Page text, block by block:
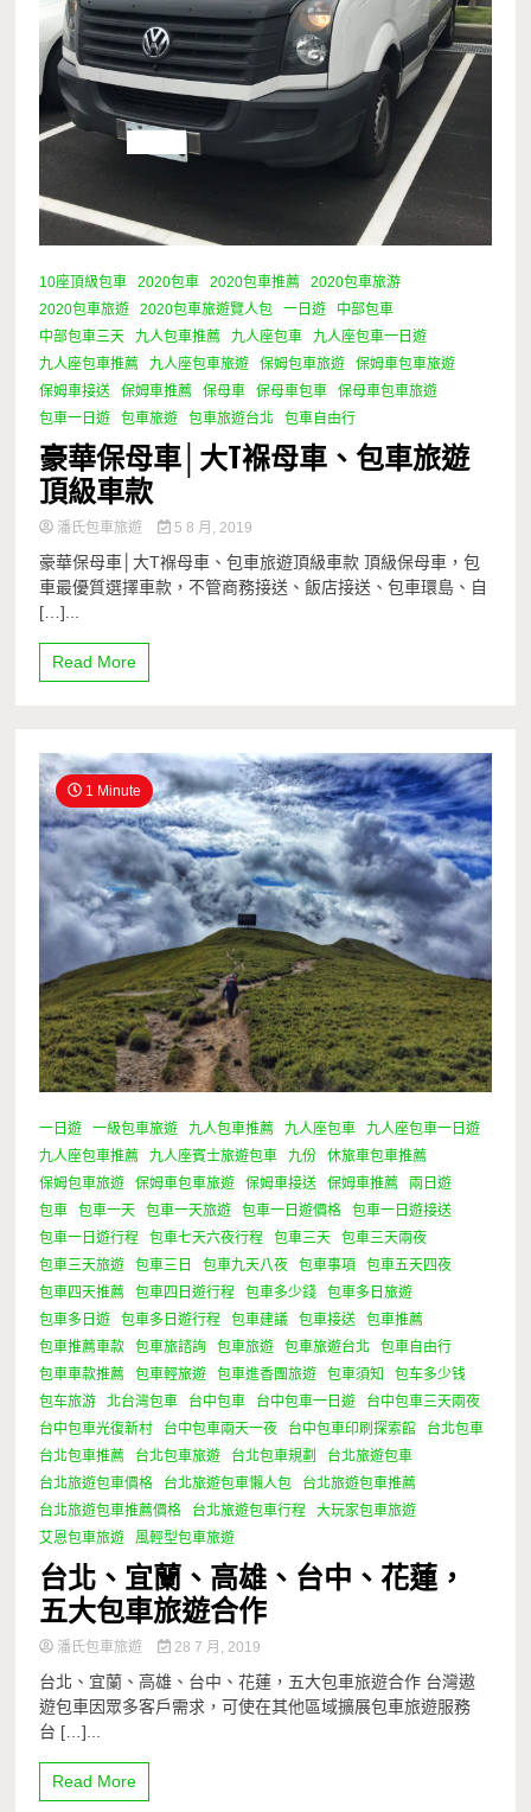
10座頂級包車 2020包車 2020包車推薦
2020包車旅游
2020包車旅遊
2020包車旅遊覽人包 一日遊
中部包車
中部包車三天
九人包車推薦 九人座包車
九人座包車一日遊
九人座包車推薦
九人座包車旅遊 保姆包車旅遊
保姆車包車旅遊
保姆車接送
保姆車推薦 保母車 保母車包車
保母車包車旅遊
包車一日遊
包車旅遊 包車旅遊台北 包車自由行
豪華保母車│大T褓母車、包車旅遊
頂級車款
潘氏包車旅遊 5 8 月, 2019
豪華保母車│大T褓母車、包車旅遊頂級車款 頂級保母車，包
車最優質選擇車款，不管商務接送、飯店接送、包車環島、自
[…]...
Read More
1 Minute
一日遊 一級包車旅遊 九人包車推薦 九人座包車
九人座包車一日遊
九人座包車推薦
九人座賓士旅遊包車 九份
休旅車包車推薦
保姆包車旅遊
保姆車包車旅遊 保姆車接送 保姆車推薦
兩日遊
包車
包車一天 包車一天旅遊 包車一日遊價格
包車一日遊接送
包車一日遊行程
包車七天六夜行程 包車三天
包車三天兩夜
包車三天旅遊
包車三日 包車九天八夜 包車事項
包車五天四夜
包車四天推薦
包車四日遊行程 包車多少錢
包車多日旅遊
包車多日遊
包車多日遊行程 包車建議 包車接送
包車推薦
包車推薦車款
包車旅諮詢 包車旅遊 包車旅遊台北
包車自由行
包車車款推薦
包車輕旅遊 包車進香團旅遊 包車須知
包车多少钱
包车旅游
北台灣包車 台中包車 台中包車一日遊
台中包車三天兩夜
台中包車光復新村
台中包車兩天一夜 台中包車印刷探索館
台北包車
台北包車推薦
台北包車旅遊 台北包車規劃
台北旅遊包車
台北旅遊包車價格
台北旅遊包車懶人包
台北旅遊包車推薦
台北旅遊包車推薦價格
台北旅遊包車行程
大玩家包車旅遊
艾恩包車旅遊
風輕型包車旅遊
台北、宜蘭、高雄、台中、花蓮，
五大包車旅遊合作
潘氏包車旅遊 28 7 月, 2019
台北、宜蘭、高雄、台中、花蓮，五大包車旅遊合作 台灣遨
遊包車因眾多客戶需求，可使在其他區域擴展包車旅遊服務
台 […]...
Read More